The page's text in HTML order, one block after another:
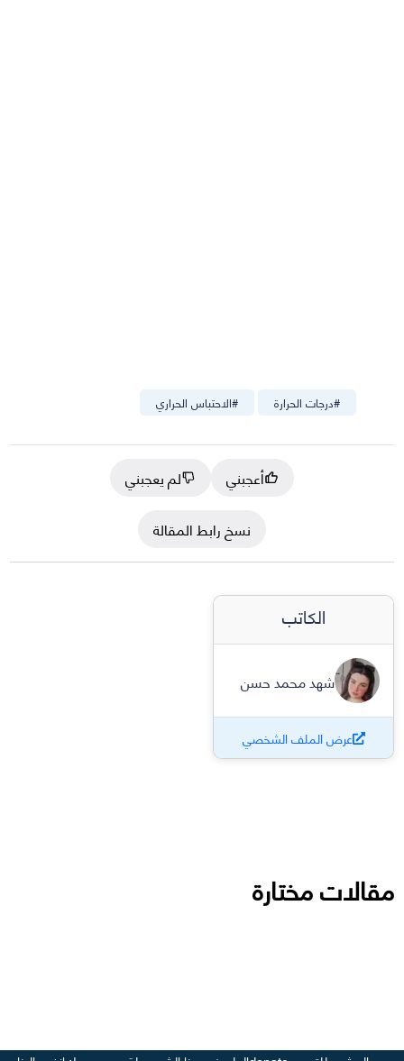
#الاحتباس الحراري #درجات الحرارة
أعجبني
لم يعجبني
نسخ رابط المقالة
الكاتب
شهد محمد حسن
عرض الملف الشخصي
مقالات مختارة